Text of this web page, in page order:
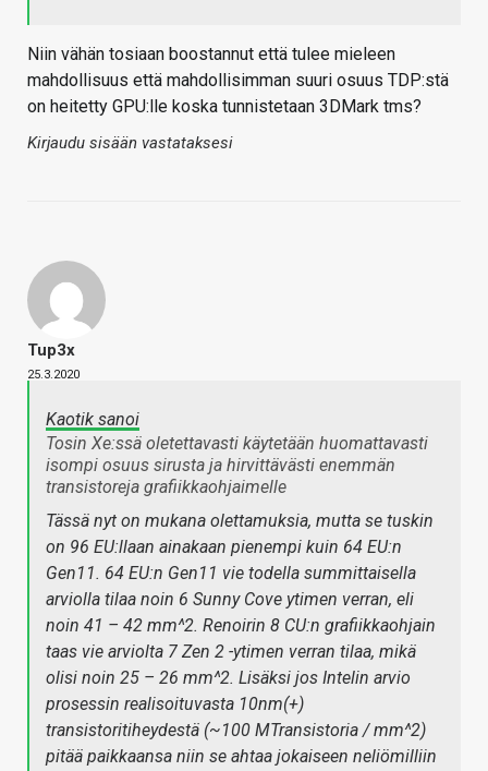
Niin vähän tosiaan boostannut että tulee mieleen
mahdollisuus että mahdollisimman suuri osuus TDP:stä
on heitetty GPU:lle koska tunnistetaan 3DMark tms?
Kirjaudu sisään vastataksesi
Tup3x
25.3.2020
Kaotik sanoi
Tosin Xe:ssä oletettavasti käytetään huomattavasti
isompi osuus sirusta ja hirvittävästi enemmän
transistoreja grafiikkaohjaimelle
Tässä nyt on mukana olettamuksia, mutta se tuskin
on 96 EU:llaan ainakaan pienempi kuin 64 EU:n
Gen11. 64 EU:n Gen11 vie todella summittaisella
arviolla tilaa noin 6 Sunny Cove ytimen verran, eli
noin 41 – 42 mm^2. Renoirin 8 CU:n grafiikkaohjain
taas vie arviolta 7 Zen 2 -ytimen verran tilaa, mikä
olisi noin 25 – 26 mm^2. Lisäksi jos Intelin arvio
prosessin realisoituvasta 10nm(+)
transistoritiheydestä (~100 MTransistoria / mm^2)
pitää paikkaansa niin se ahtaa jokaiseen neliömilliin